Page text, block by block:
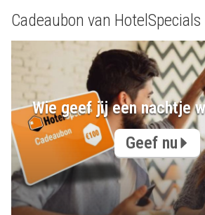
Cadeaubon van HotelSpecials
Wie geef jij een nachtje
Geef nu